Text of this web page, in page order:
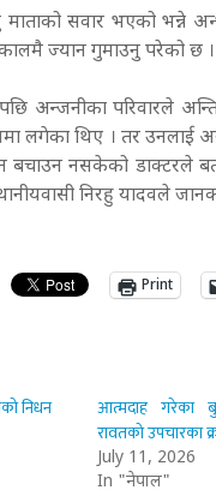
माताको सवार भएको भन्ने
ज्यान गुमाउनु परेको छ ।
अन्जनीका परिवारले
लगेका थिए । तर उनलाई
बचाउन नसकेको डाक्टरले
निरहु यादवले
Print
निधन
आत्मदाह गरेका
रावतको उपचारका
July 11, 2026
In "नेपाल"